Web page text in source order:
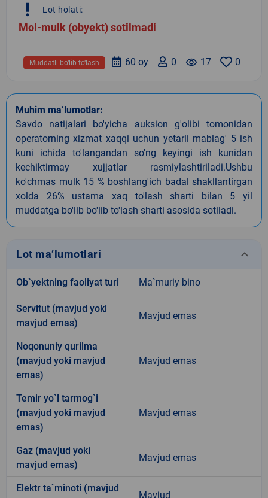
priority_high Lot holati:
Mol-mulk (obyekt) sotilmadi
0
remove_red_eye 17
0
60 oy
Muddatli bo‘lib to‘lash
Muhim ma’lumotlar:
Savdo natijalari bo'yicha auksion g'olibi tomonidan
operatorning xizmat xaqqi uchun yetarli mablag' 5 ish
kuni ichida to'langandan so'ng keyingi ish kunidan
kechiktirmay xujjatlar rasmiylashtiriladi.Ushbu
ko'chmas mulk 15 % boshlang'ich badal shakllantirgan
xolda 26% ustama xaq to'lash sharti bilan 5 yil
muddatga bo'lib bo'lib to'lash sharti asosida sotiladi.
Lot ma’lumotlari keyboard_arrow_down
Ob`yektning faoliyat turi Ma`muriy bino
Servitut (mavjud yoki
mavjud emas)
Mavjud emas
Noqonuniy qurilma
(mavjud yoki mavjud
emas)
Mavjud emas
Temir yo`l tarmog`i
(mavjud yoki mavjud
emas)
Mavjud emas
Gaz (mavjud yoki
mavjud emas)
Mavjud emas
Elektr ta`minoti (mavjud
Mavjud